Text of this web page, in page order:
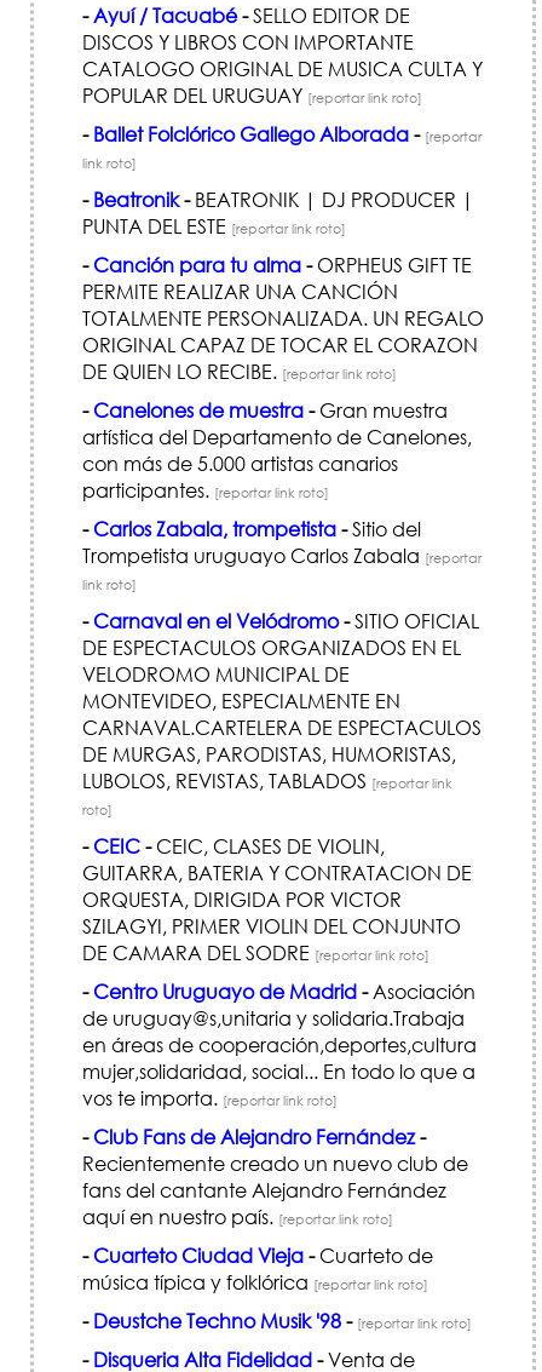
-Ayuí / Tacuabé-SELLO EDITOR DE
DISCOS Y LIBROS CON IMPORTANTE
CATALOGO ORIGINAL DE MUSICA CULTA Y
POPULAR DEL URUGUAY [reportar link roto]
- Ballet Folclórico Gallego Alborada- [reportar
link roto]
- Beatronik-BEATRONIK | DJ PRODUCER |
PUNTA DEL ESTE [reportar link roto]
-Canción para tu alma-ORPHEUS GIFT TE
PERMITE REALIZAR UNA CANCIÓN
TOTALMENTE PERSONALIZADA. UN REGALO
ORIGINAL CAPAZ DE TOCAR EL CORAZON
DE QUIEN LO RECIBE. [reportar link roto]
-Canelones de muestra-Gran muestra
artística del Departamento de Canelones,
con más de 5.000 artistas canarios
participantes. [reportar link roto]
-Carlos Zabala, trompetista-Sitio del
Trompetista uruguayo Carlos Zabala [reportar
link roto]
-Carnaval en el Velódromo-SITIO OFICIAL
DE ESPECTACULOS ORGANIZADOS EN EL
VELODROMO MUNICIPAL DE
MONTEVIDEO, ESPECIALMENTE EN
CARNAVAL.CARTELERA DE ESPECTACULOS
DE MURGAS, PARODISTAS, HUMORISTAS,
LUBOLOS, REVISTAS, TABLADOS [reportar link
roto]
-CEIC-CEIC, CLASES DE VIOLIN,
GUITARRA, BATERIA Y CONTRATACION DE
ORQUESTA, DIRIGIDA POR VICTOR
SZILAGYI, PRIMER VIOLIN DEL CONJUNTO
DE CAMARA DEL SODRE [reportar link roto]
-Centro Uruguayo de Madrid-Asociación
de uruguay@s,unitaria y solidaria.Trabaja
en áreas de cooperación,deportes,cultura
mujer,solidaridad, social... En todo lo que a
vos te importa. [reportar link roto]
-Club Fans de Alejandro Fernández-
Recientemente creado un nuevo club de
fans del cantante Alejandro Fernández
aquí en nuestro país. [reportar link roto]
-Cuarteto Ciudad Vieja-Cuarteto de
música típica y folklórica [reportar link roto]
- Deustche Techno Musik '98- [reportar link roto]
- Disqueria Alta Fidelidad-Venta de